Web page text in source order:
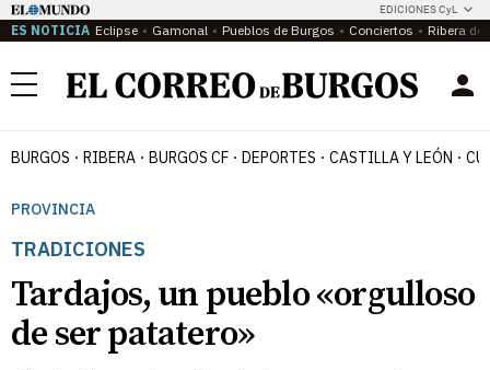
EDICIONES CyL
ES NOTICIA Eclipse Gamonal Pueblos de Burgos Conciertos Ribera del
Menú
BURGOS RIBERA BURGOS CF DEPORTES CASTILLA Y LEÓN
PROVINCIA
TRADICIONES
Tardajos, un pueblo «orgulloso
de ser patatero»